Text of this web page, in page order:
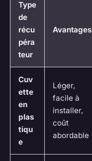
Type
de
récu
péra
teur
Avantages
Cuv
ette
en
plas
tiqu
e
Léger,
facile à
installer,
coût
abordable